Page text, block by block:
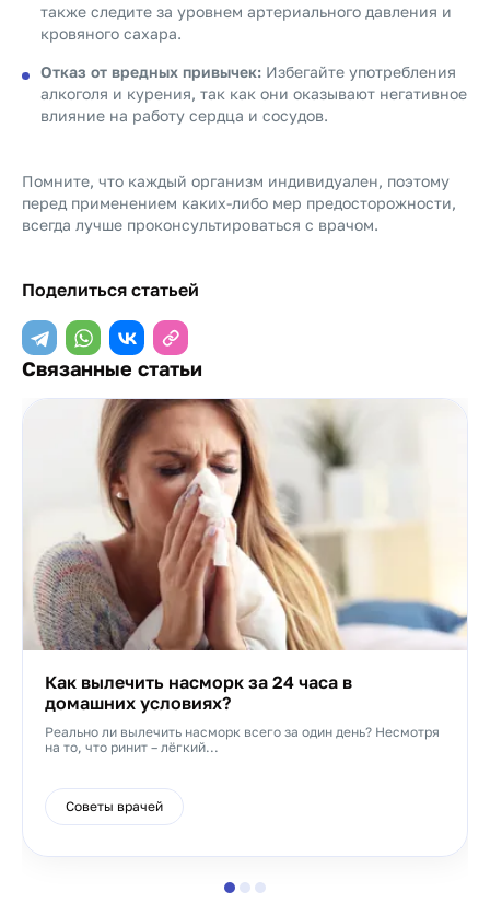
также следите за уровнем артериального давления и
кровяного сахара.
Отказ от вредных привычек: Избегайте употребления
алкоголя и курения, так как они оказывают негативное
влияние на работу сердца и сосудов.
Помните, что каждый организм индивидуален, поэтому
перед применением каких-либо мер предосторожности,
всегда лучше проконсультироваться с врачом.
Поделиться статьей
Связанные статьи
Как вылечить насморк за 24 часа в
домашних условиях?
Реально ли вылечить насморк всего за один день? Несмотря
на то, что ринит – лёгкий...
Советы врачей